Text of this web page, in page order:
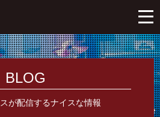
BLOG
が配信するナイスな情報